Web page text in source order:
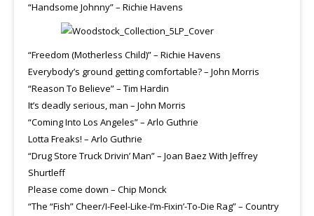
“Handsome Johnny” – Richie Havens
“Freedom (Motherless Child)” – Richie Havens
Everybody’s ground getting comfortable? – John Morris
“Reason To Believe” – Tim Hardin
It’s deadly serious, man – John Morris
“Coming Into Los Angeles” – Arlo Guthrie
Lotta Freaks! – Arlo Guthrie
“Drug Store Truck Drivin’ Man” – Joan Baez With Jeffrey
Shurtleff
Please come down – Chip Monck
“The “Fish” Cheer/I-Feel-Like-I’m-Fixin’-To-Die Rag” – Country